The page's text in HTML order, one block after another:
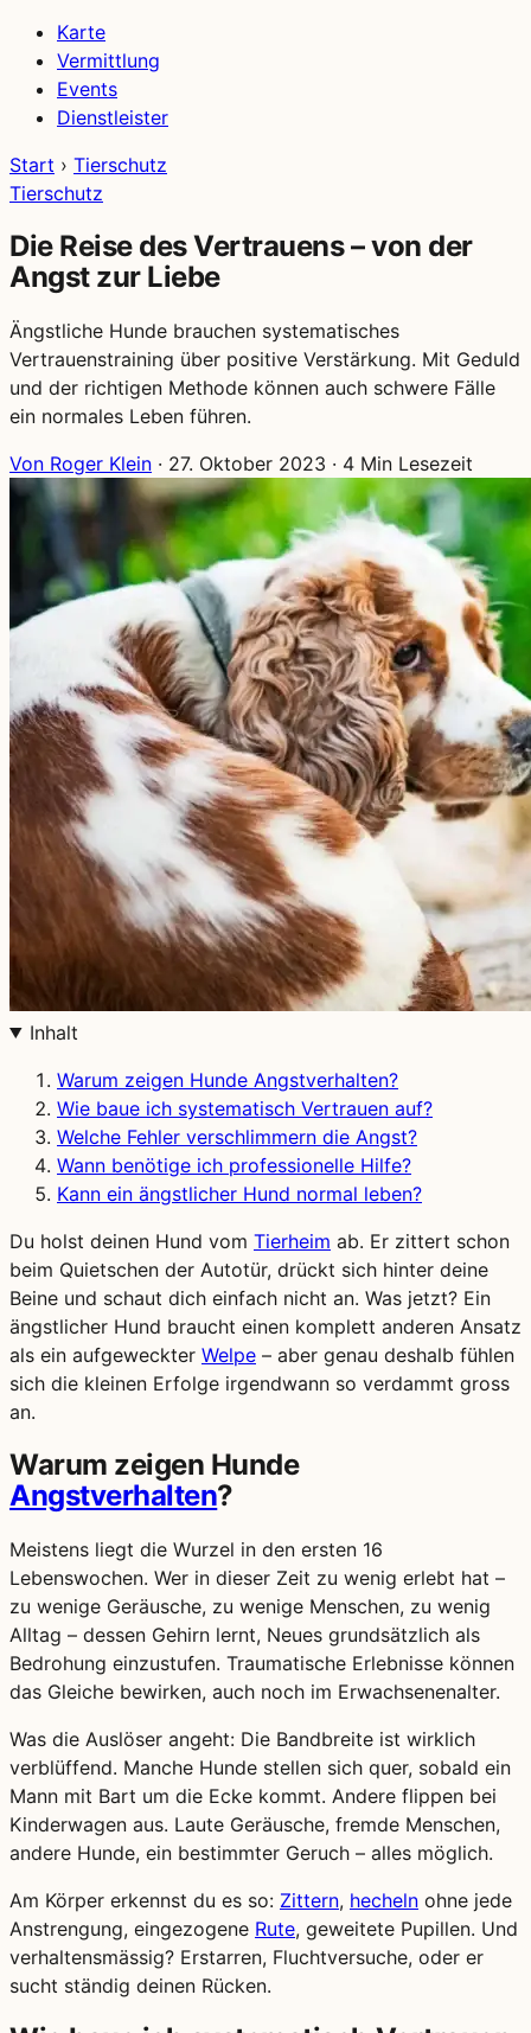
Karte
Vermittlung
Events
Dienstleister
Start › Tierschutz
Tierschutz
Die Reise des Vertrauens – von der
Angst zur Liebe
Ängstliche Hunde brauchen systematisches
Vertrauenstraining über positive Verstärkung. Mit Geduld
und der richtigen Methode können auch schwere Fälle
ein normales Leben führen.
Von Roger Klein · 27. Oktober 2023 · 4 Min Lesezeit
Inhalt
Warum zeigen Hunde Angstverhalten?
Wie baue ich systematisch Vertrauen auf?
Welche Fehler verschlimmern die Angst?
Wann benötige ich professionelle Hilfe?
Kann ein ängstlicher Hund normal leben?
Du holst deinen Hund vom Tierheim ab. Er zittert schon
beim Quietschen der Autotür, drückt sich hinter deine
Beine und schaut dich einfach nicht an. Was jetzt? Ein
ängstlicher Hund braucht einen komplett anderen Ansatz
als ein aufgeweckter Welpe – aber genau deshalb fühlen
sich die kleinen Erfolge irgendwann so verdammt gross
an.
Warum zeigen Hunde
Angstverhalten?
Meistens liegt die Wurzel in den ersten 16
Lebenswochen. Wer in dieser Zeit zu wenig erlebt hat –
zu wenige Geräusche, zu wenige Menschen, zu wenig
Alltag – dessen Gehirn lernt, Neues grundsätzlich als
Bedrohung einzustufen. Traumatische Erlebnisse können
das Gleiche bewirken, auch noch im Erwachsenenalter.
Was die Auslöser angeht: Die Bandbreite ist wirklich
verblüffend. Manche Hunde stellen sich quer, sobald ein
Mann mit Bart um die Ecke kommt. Andere flippen bei
Kinderwagen aus. Laute Geräusche, fremde Menschen,
andere Hunde, ein bestimmter Geruch – alles möglich.
Am Körper erkennst du es so: Zittern, hecheln ohne jede
Anstrengung, eingezogene Rute, geweitete Pupillen. Und
verhaltensmässig? Erstarren, Fluchtversuche, oder er
sucht ständig deinen Rücken.